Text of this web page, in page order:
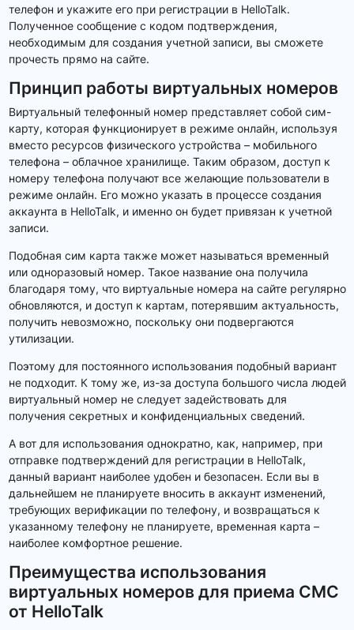
телефон и укажите его при регистрации в HelloTalk.
Полученное сообщение с кодом подтверждения,
необходимым для создания учетной записи, вы сможете
прочесть прямо на сайте.
Принцип работы виртуальных номеров
Виртуальный телефонный номер представляет собой сим-
карту, которая функционирует в режиме онлайн, используя
вместо ресурсов физического устройства – мобильного
телефона – облачное хранилище. Таким образом, доступ к
номеру телефона получают все желающие пользователи в
режиме онлайн. Его можно указать в процессе создания
аккаунта в HelloTalk, и именно он будет привязан к учетной
записи.
Подобная сим карта также может называться временный
или одноразовый номер. Такое название она получила
благодаря тому, что виртуальные номера на сайте регулярно
обновляются, и доступ к картам, потерявшим актуальность,
получить невозможно, поскольку они подвергаются
утилизации.
Поэтому для постоянного использования подобный вариант
не подходит. К тому же, из-за доступа большого числа людей
виртуальный номер не следует задействовать для
получения секретных и конфиденциальных сведений.
А вот для использования однократно, как, например, при
отправке подтверждений для регистрации в HelloTalk,
данный вариант наиболее удобен и безопасен. Если вы в
дальнейшем не планируете вносить в аккаунт изменений,
требующих верификации по телефону, и возвращаться к
указанному телефону не планируете, временная карта –
наиболее комфортное решение.
Преимущества использования
виртуальных номеров для приема СМС
от HelloTalk